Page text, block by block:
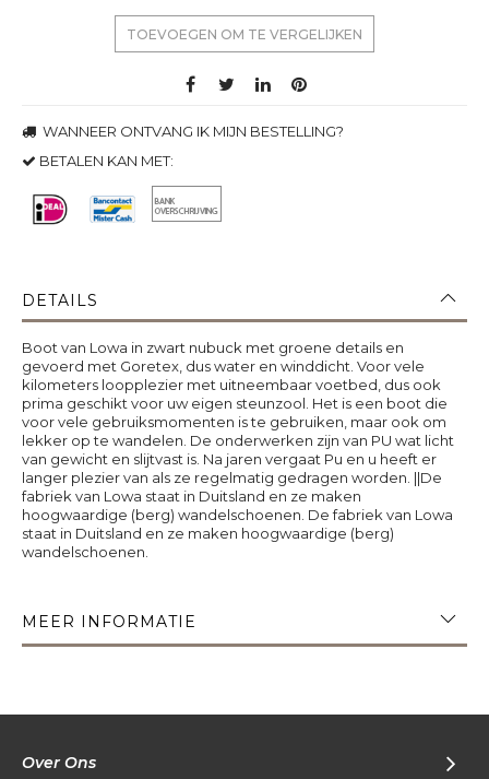
TOEVOEGEN OM TE VERGELIJKEN
WANNEER ONTVANG IK MIJN BESTELLING?
BETALEN KAN MET:
DETAILS
Boot van Lowa in zwart nubuck met groene details en
gevoerd met Goretex, dus water en winddicht. Voor vele
kilometers loopplezier met uitneembaar voetbed, dus ook
prima geschikt voor uw eigen steunzool. Het is een boot die
voor vele gebruiksmomenten is te gebruiken, maar ook om
lekker op te wandelen. De onderwerken zijn van PU wat licht
van gewicht en slijtvast is. Na jaren vergaat Pu en u heeft er
langer plezier van als ze regelmatig gedragen worden. ||De
fabriek van Lowa staat in Duitsland en ze maken
hoogwaardige (berg) wandelschoenen. De fabriek van Lowa
staat in Duitsland en ze maken hoogwaardige (berg)
wandelschoenen.
MEER INFORMATIE
Over Ons